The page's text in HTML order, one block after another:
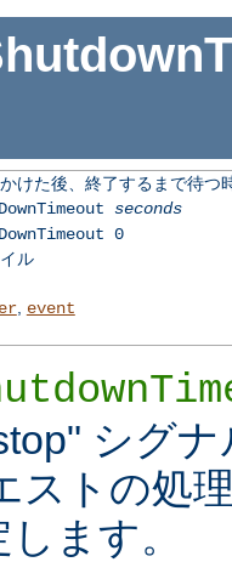
けた後、終了するまで待つ
seconds
0
ル
, event
シグ
ストの処
ます。